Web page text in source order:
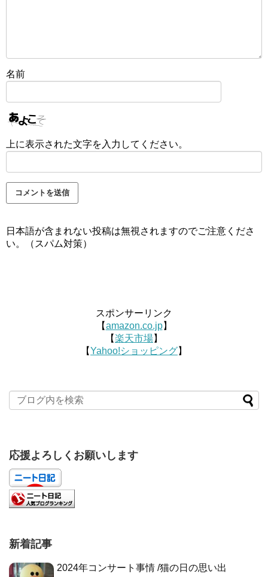
名前
上に表示された文字を入力してください。
日本語が含まれない投稿は無視されますのでご注意くださ
い。（スパム対策）
スポンサーリンク
【amazon.co.jp】
【楽天市場】
【Yahoo!ショッピング】
応援よろしくお願いします
新着記事
2024年コンサート事情 /猫の日の思い出